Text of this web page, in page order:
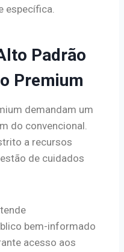
específica.
Padrão
Premium
demandam um
do convencional.
a recursos
de cuidados
bem-informado
acesso aos